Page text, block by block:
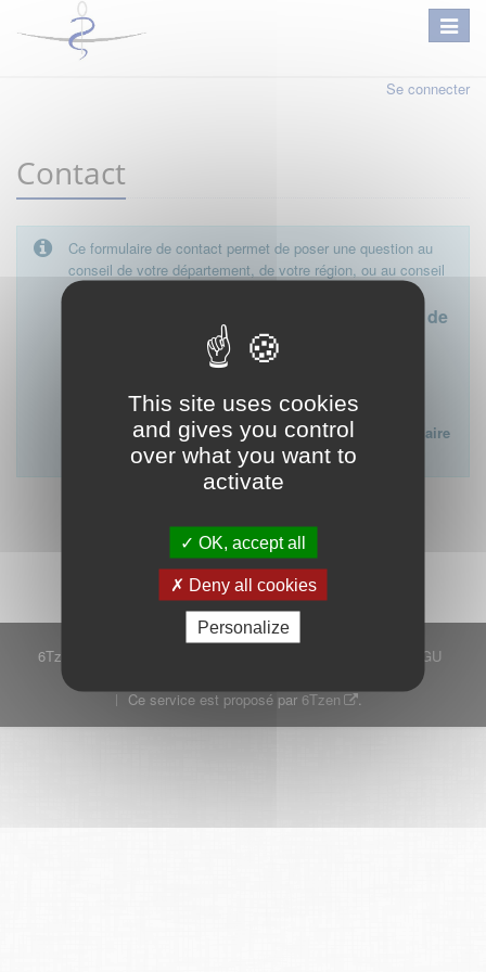
This site uses cookies
and gives you control
over what you want to
activate
OK, accept all
Deny all cookies
Personalize
Se connecter
Contact
Ce formulaire de contact permet de poser une question au
conseil de votre département, de votre région, ou au conseil
national.
Le conseil départemental est l'interlocuteur de
proximité à privilégier.
plainte ou formuler des doléances à l'égard d'un médecin
Lien vers la FAQ du CNOM sur la procédure disciplinaire
FAQ procédure disciplinaire
Démarrer
6Tzen ©2015 - Tous droits réservés
CGU
Ce service est proposé par6Tzen .